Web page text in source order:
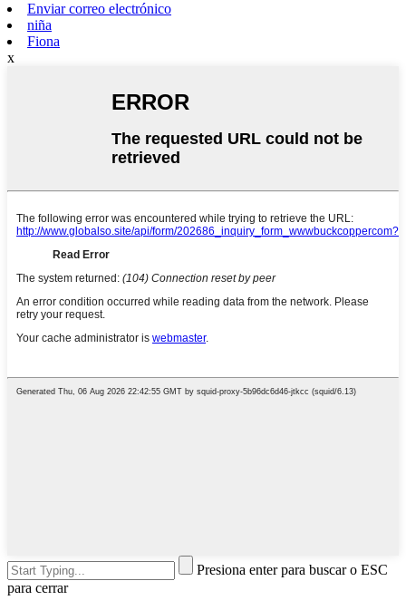
Enviar correo electrónico
niña
Fiona
x
Presiona enter para buscar o ESC
para cerrar